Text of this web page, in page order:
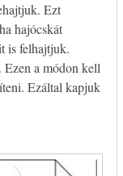
Ezt
hajócskát
is felhajtjuk.
a módon kell
Ezáltal kapjuk